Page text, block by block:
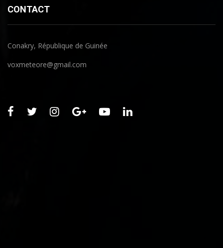
CONTACT
Conakry, République de Guinée
voxmeteore@gmail.com